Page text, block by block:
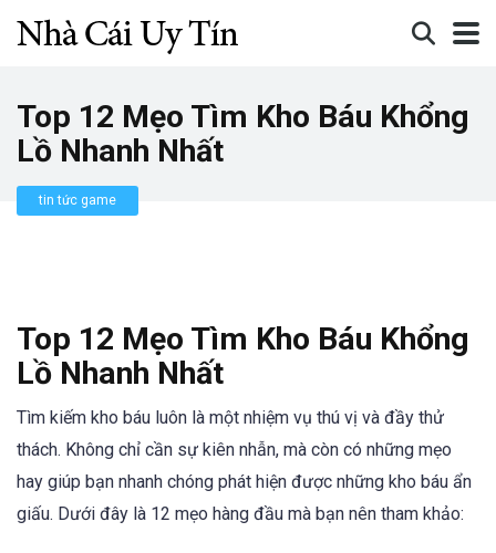
Top 12 Mẹo Tìm Kho Báu Khổng
Lồ Nhanh Nhất
tin tức game
Top 12 Mẹo Tìm Kho Báu Khổng
Lồ Nhanh Nhất
Tìm kiếm kho báu luôn là một nhiệm vụ thú vị và đầy thử
thách. Không chỉ cần sự kiên nhẫn, mà còn có những mẹo
hay giúp bạn nhanh chóng phát hiện được những kho báu ẩn
giấu. Dưới đây là 12 mẹo hàng đầu mà bạn nên tham khảo: